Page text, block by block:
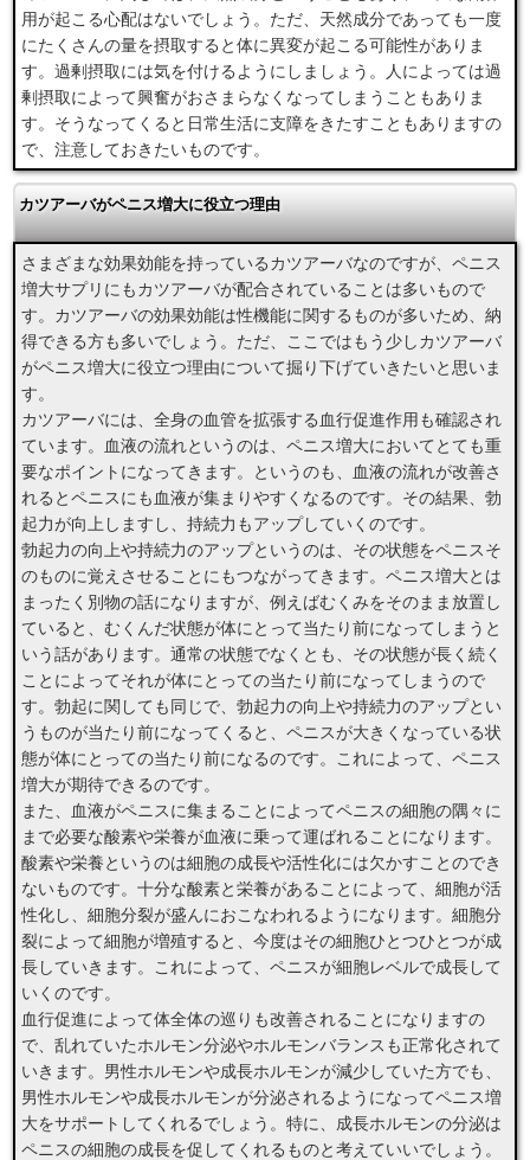
用が起こる心配はないでしょう。ただ、天然成分であっても一度
にたくさんの量を摂取すると体に異変が起こる可能性がありま
す。過剰摂取には気を付けるようにしましょう。人によっては過
剰摂取によって興奮がおさまらなくなってしまうこともありま
す。そうなってくると日常生活に支障をきたすこともありますの
で、注意しておきたいものです。
カツアーバがペニス増大に役立つ理由
さまざまな効果効能を持っているカツアーバなのですが、ペニス
増大サプリにもカツアーバが配合されていることは多いもので
す。カツアーバの効果効能は性機能に関するものが多いため、納
得できる方も多いでしょう。ただ、ここではもう少しカツアーバ
がペニス増大に役立つ理由について掘り下げていきたいと思いま
す。
カツアーバには、全身の血管を拡張する血行促進作用も確認され
ています。血液の流れというのは、ペニス増大においてとても重
要なポイントになってきます。というのも、血液の流れが改善さ
れるとペニスにも血液が集まりやすくなるのです。その結果、勃
起力が向上しますし、持続力もアップしていくのです。
勃起力の向上や持続力のアップというのは、その状態をペニスそ
のものに覚えさせることにもつながってきます。ペニス増大とは
まったく別物の話になりますが、例えばむくみをそのまま放置し
ていると、むくんだ状態が体にとって当たり前になってしまうと
いう話があります。通常の状態でなくとも、その状態が長く続く
ことによってそれが体にとっての当たり前になってしまうので
す。勃起に関しても同じで、勃起力の向上や持続力のアップとい
うものが当たり前になってくると、ペニスが大きくなっている状
態が体にとっての当たり前になるのです。これによって、ペニス
増大が期待できるのです。
また、血液がペニスに集まることによってペニスの細胞の隅々に
まで必要な酸素や栄養が血液に乗って運ばれることになります。
酸素や栄養というのは細胞の成長や活性化には欠かすことのでき
ないものです。十分な酸素と栄養があることによって、細胞が活
性化し、細胞分裂が盛んにおこなわれるようになります。細胞分
裂によって細胞が増殖すると、今度はその細胞ひとつひとつが成
長していきます。これによって、ペニスが細胞レベルで成長して
いくのです。
血行促進によって体全体の巡りも改善されることになりますの
で、乱れていたホルモン分泌やホルモンバランスも正常化されて
いきます。男性ホルモンや成長ホルモンが減少していた方でも、
男性ホルモンや成長ホルモンが分泌されるようになってペニス増
大をサポートしてくれるでしょう。特に、成長ホルモンの分泌は
ペニスの細胞の成長を促してくれるものと考えていいでしょう。